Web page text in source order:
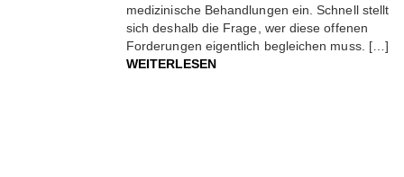
medizinische Behandlungen ein. Schnell stellt
sich deshalb die Frage, wer diese offenen
Forderungen eigentlich begleichen muss. […]
WEITERLESEN